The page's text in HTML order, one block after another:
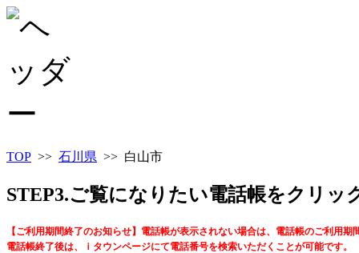
TOP >> 石川県 >> 白山市
STEP3.ご覧になりたい電話帳をクリッ
【ご利用期間終了のお知らせ】電話帳が表示されない場合は、電話帳のご利用期
電話帳終了後は、ｉタウンページにて電話番号を検索いただくことが可能です。